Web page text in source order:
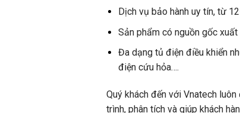
Dịch vụ bảo hành uy tín, từ
Sản phẩm có nguồn gốc
Đa dạng tủ điện điều khiển
điện cứu hỏa….
Quý khách đến với Vnatech
trình, phân tích và giúp khách